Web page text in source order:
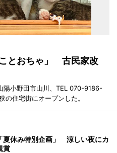
とおちゃ」 古民家改
陽小野田市山川、TEL 070-9186-
の住宅街にオープンした。
夏休み特別企画」 涼しい夜にカ
賞